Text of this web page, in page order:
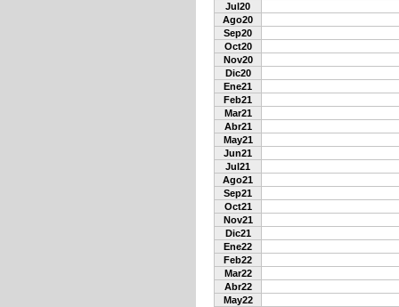
Jul20
Ago20
Sep20
Oct20
Nov20
Dic20
Ene21
Feb21
Mar21
Abr21
May21
Jun21
Jul21
Ago21
Sep21
Oct21
Nov21
Dic21
Ene22
Feb22
Mar22
Abr22
May22